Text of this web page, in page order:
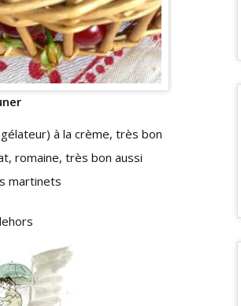
à la crème, très bon
romaine, très bon aussi
martinets